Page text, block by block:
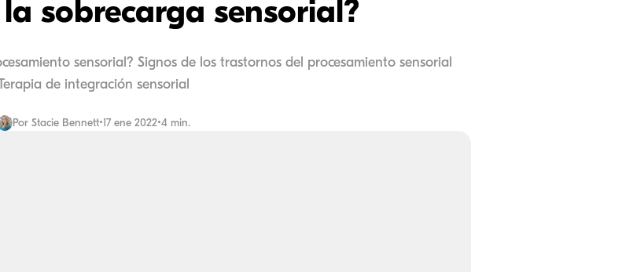
sobrecarga sensorial?
sensorial? Signos de los trastornos del procesamiento sensorial
de integración sensorial
Por Stacie Bennett•17 ene 2022•4 min.